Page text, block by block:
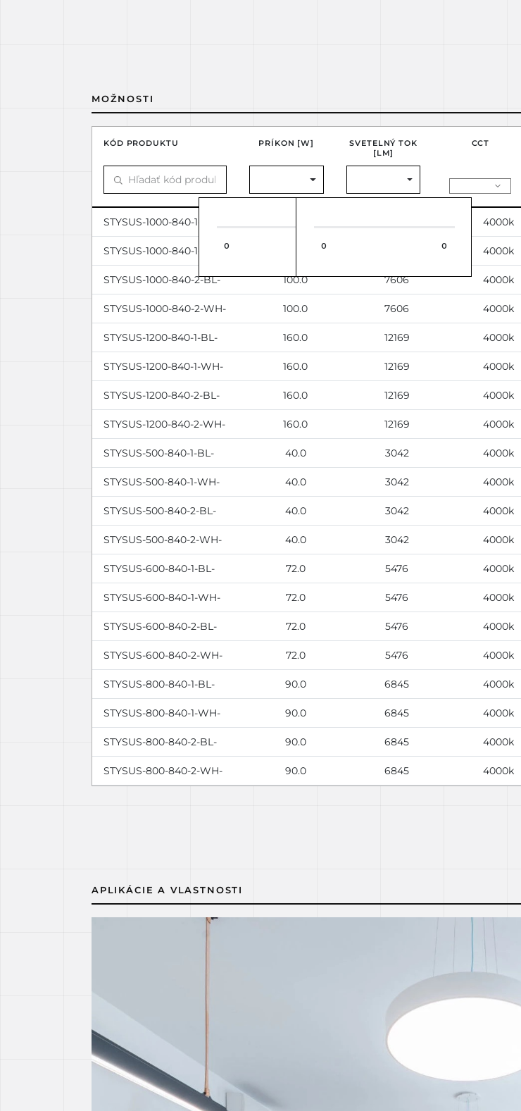
MOŽNOSTI
KÓD PRODUKTU PRÍKON [W]
0
SVETELNÝ TOK
[LM]
0 0
CCT
STYSUS-1000-840-1-BL- 4000k
STYSUS-1000-840-1-WH- 4000k
STYSUS-1000-840-2-BL- 100.0 7606 4000k
STYSUS-1000-840-2-WH- 100.0 7606 4000k
STYSUS-1200-840-1-BL- 160.0 12169 4000k
STYSUS-1200-840-1-WH- 160.0 12169 4000k
STYSUS-1200-840-2-BL- 160.0 12169 4000k
STYSUS-1200-840-2-WH- 160.0 12169 4000k
STYSUS-500-840-1-BL- 40.0 3042 4000k
STYSUS-500-840-1-WH- 40.0 3042 4000k
STYSUS-500-840-2-BL- 40.0 3042 4000k
STYSUS-500-840-2-WH- 40.0 3042 4000k
STYSUS-600-840-1-BL- 72.0 5476 4000k
STYSUS-600-840-1-WH- 72.0 5476 4000k
STYSUS-600-840-2-BL- 72.0 5476 4000k
STYSUS-600-840-2-WH- 72.0 5476 4000k
STYSUS-800-840-1-BL- 90.0 6845 4000k
STYSUS-800-840-1-WH- 90.0 6845 4000k
STYSUS-800-840-2-BL- 90.0 6845 4000k
STYSUS-800-840-2-WH- 90.0 6845 4000k
APLIKÁCIE A VLASTNOSTI